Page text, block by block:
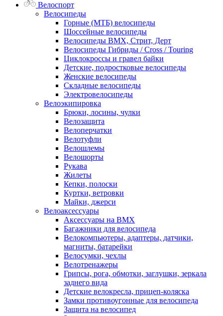
Велоспорт
Велосипеды
Горные (МТБ) велосипеды
Шоссейные велосипеды
Велосипеды BMX, Стрит, Дерт
Велосипеды Гибриды / Cross / Touring
Циклокроссы и гравел байки
Детские, подростковые велосипеды
Женские велосипеды
Складные велосипеды
Электровелосипеды
Велоэкипировка
Брюки, лосины, чулки
Велозащита
Велоперчатки
Велотуфли
Велошлемы
Велошорты
Рукава
Жилеты
Кепки, полоски
Куртки, ветровки
Майки, джерси
Велоаксессуары
Аксессуары на BMX
Багажники для велосипеда
Велокомпьютеры, адаптеры, датчики,
магниты, батарейки
Велосумки, чехлы
Велотренажеры
Грипсы, рога, обмотки, заглушки, зеркала
заднего вида
Детские велокресла, прицеп-коляска
Замки противоугонные для велосипеда
Защита на велосипед